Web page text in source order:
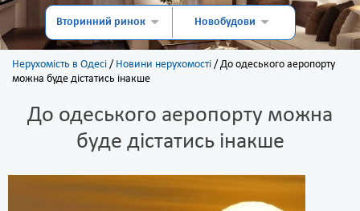
Вторинний ринок Новобудови
Нерухомість в Одесі / Новини нерухомості / До одеського аеропорту
можна буде дістатись інакше
До одеського аеропорту можна
буде дістатись інакше